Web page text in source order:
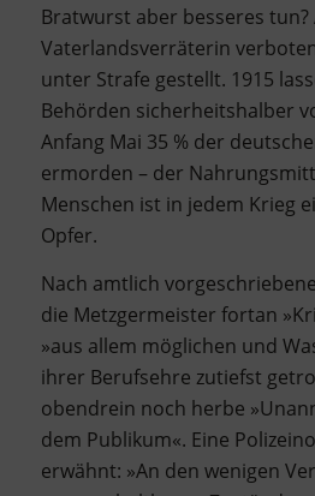
Bratwurst aber besseres tun?
Vaterlandsverräterin
unter Strafe gestellt. 1915
Behörden sicherheitshalber
Anfang Mai 35 % der
ermorden – der
Menschen ist in jedem Krieg
Opfer.
Nach amtlich
die Metzgermeister fortan
»aus allem möglichen und
ihrer Berufsehre zutiefst
obendrein noch herbe
dem Publikum«. Eine
erwähnt: »An den wenigen